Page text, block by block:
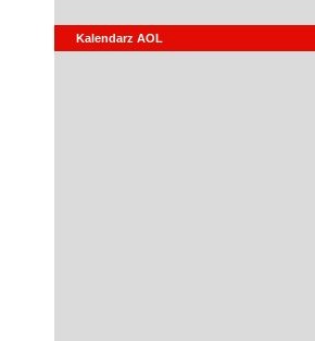
Kalendarz AOL